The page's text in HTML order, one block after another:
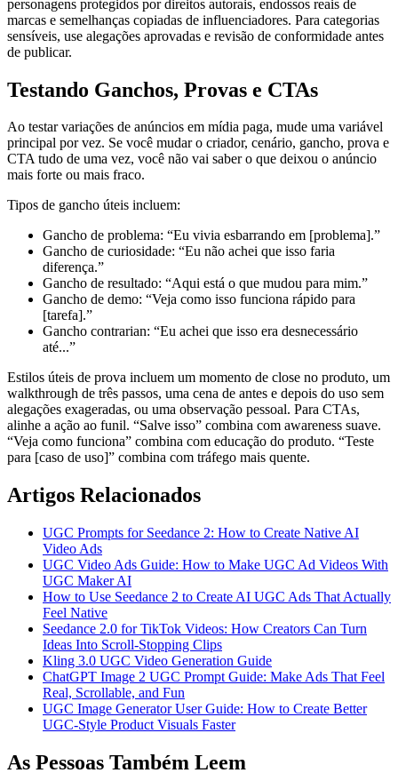
personagens protegidos por direitos autorais, endossos reais de
marcas e semelhanças copiadas de influenciadores. Para categorias
sensíveis, use alegações aprovadas e revisão de conformidade antes
de publicar.
Testando Ganchos, Provas e CTAs
Ao testar variações de anúncios em mídia paga, mude uma variável
principal por vez. Se você mudar o criador, cenário, gancho, prova e
CTA tudo de uma vez, você não vai saber o que deixou o anúncio
mais forte ou mais fraco.
Tipos de gancho úteis incluem:
Gancho de problema: “Eu vivia esbarrando em [problema].”
Gancho de curiosidade: “Eu não achei que isso faria
diferença.”
Gancho de resultado: “Aqui está o que mudou para mim.”
Gancho de demo: “Veja como isso funciona rápido para
[tarefa].”
Gancho contrarian: “Eu achei que isso era desnecessário
até...”
Estilos úteis de prova incluem um momento de close no produto, um
walkthrough de três passos, uma cena de antes e depois do uso sem
alegações exageradas, ou uma observação pessoal. Para CTAs,
alinhe a ação ao funil. “Salve isso” combina com awareness suave.
“Veja como funciona” combina com educação do produto. “Teste
para [caso de uso]” combina com tráfego mais quente.
Artigos Relacionados
UGC Prompts for Seedance 2: How to Create Native AI
Video Ads
UGC Video Ads Guide: How to Make UGC Ad Videos With
UGC Maker AI
How to Use Seedance 2 to Create AI UGC Ads That Actually
Feel Native
Seedance 2.0 for TikTok Videos: How Creators Can Turn
Ideas Into Scroll-Stopping Clips
Kling 3.0 UGC Video Generation Guide
ChatGPT Image 2 UGC Prompt Guide: Make Ads That Feel
Real, Scrollable, and Fun
UGC Image Generator User Guide: How to Create Better
UGC-Style Product Visuals Faster
As Pessoas Também Leem